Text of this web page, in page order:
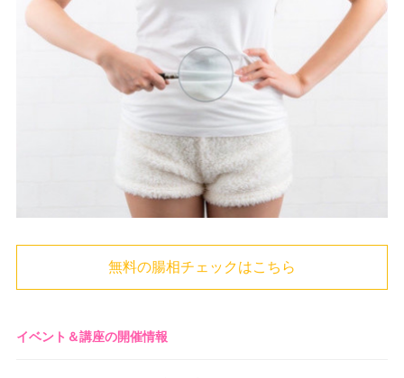
無料の腸相チェックはこちら
イベント＆講座の開催情報